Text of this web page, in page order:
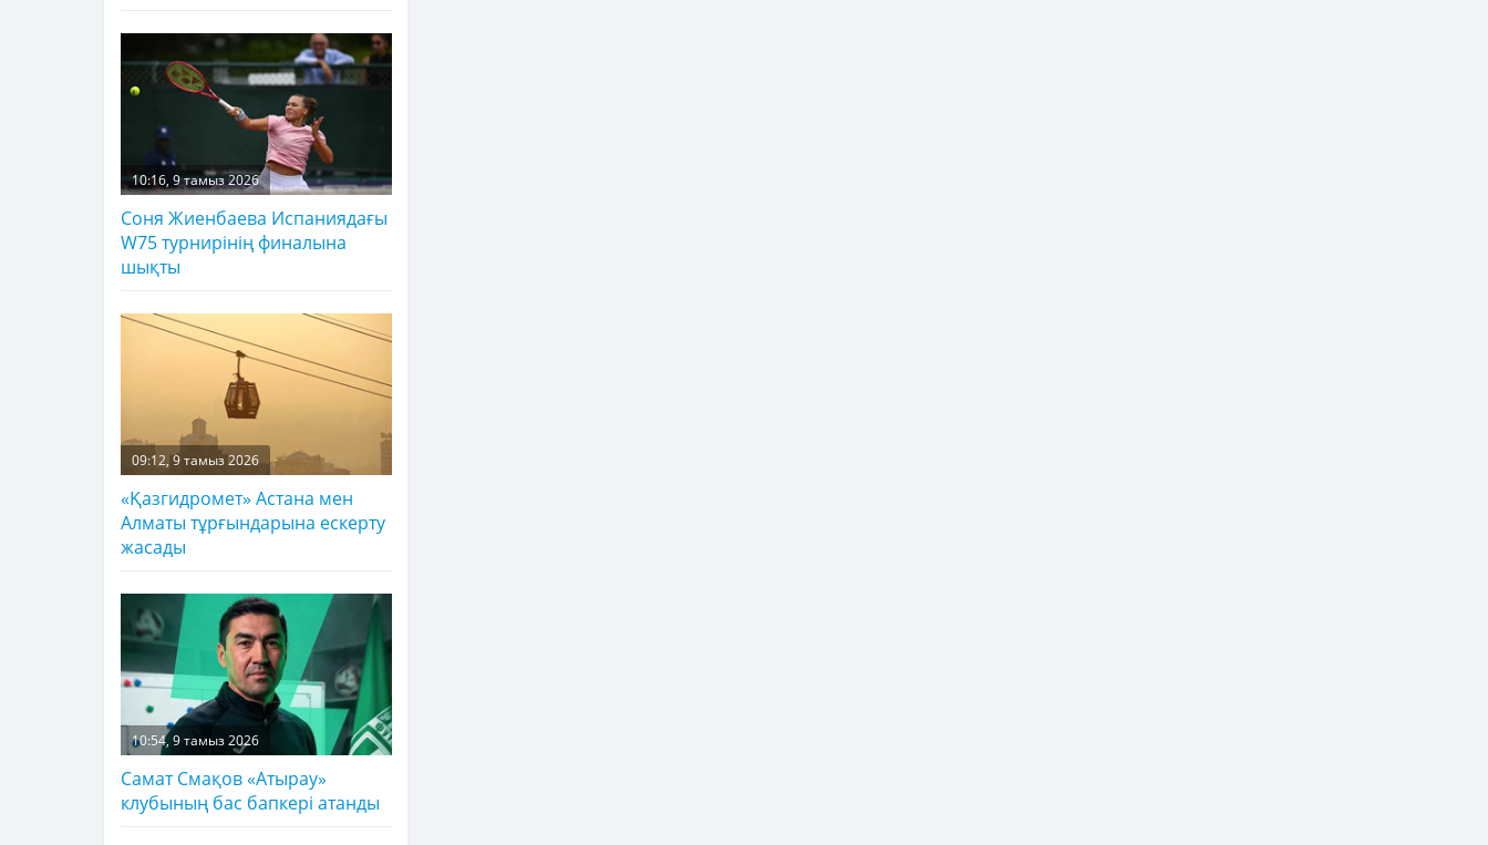
10:16, 9 тамыз 2026
Соня Жиенбаева Испаниядағы
W75 турнирінің финалына
шықты
09:12, 9 тамыз 2026
«Қазгидромет» Астана мен
Алматы тұрғындарына ескерту
жасады
10:54, 9 тамыз 2026
Самат Смақов «Атырау»
клубының бас бапкері атанды